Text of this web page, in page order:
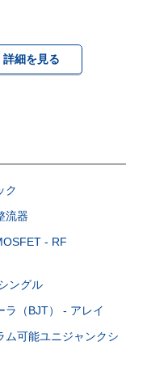
詳細を見る
ク
流器
- RF
ングル
ラ（BJT） - アレイ
ム可能ユニジャンクシ